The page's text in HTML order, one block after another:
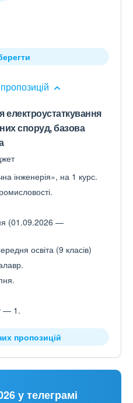
електроустаткування
споруд, базова
інженерія», на 1 курс.
(01.09.2026 —
освіта (9 класів)
— 1.
пропозицій
у телеграмі